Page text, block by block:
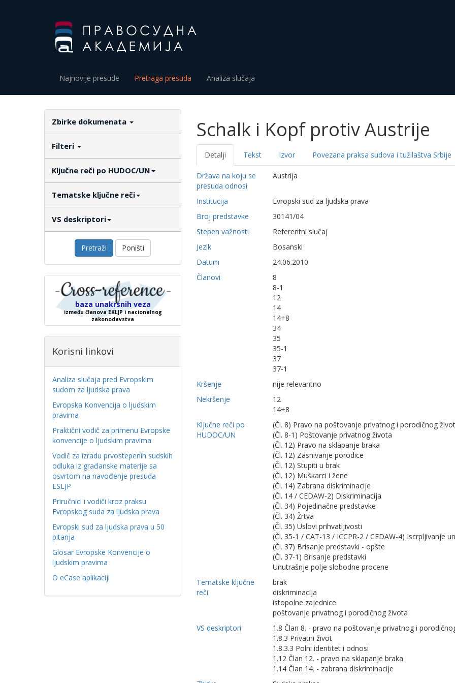
Najnovije presude Pretraga presuda Analiza slučaja
Zbirke dokumenata
Filteri
Ključne reči po HUDOC/UN
Tematske ključne reči
VS deskriptori
Pretraži Poništi
baza unakrsnih veza
između članova EKLJP i nacionalnog
zakonodavstva
Korisni linkovi
Analiza slučaja pred Evropskim
sudom za ljudska prava
Evropska Konvencija o ljudskim
pravima
Praktični vodič za primenu Evropske
konvencije o ljudskim pravima
Vodič za izradu prvostepenih sudskih
odluka iz građanske materije sa
osvrtom na navođenje presuda
ESLJP
Priručnici i vodiči kroz praksu
Evropskog suda za ljudska prava
Evropski sud za ljudska prava u 50
pitanja
Glosar Evropske Konvencije o
ljudskim pravima
O eCase aplikaciji
Schalk i Kopf protiv Austrije
Detalji Tekst Izvor Povezana praksa sudova i tužilaštva Srbije
Država na koju se
presuda odnosi
Austrija
Institucija
Evropski sud za ljudska prava
Broj predstavke
30141/04
Stepen važnosti
Referentni slučaj
Jezik
Bosanski
Datum
24.06.2010
Članovi
8
8-1
12
14
14+8
34
35
35-1
37
37-1
Kršenje
nije relevantno
Nekršenje
12
14+8
Ključne reči po
HUDOC/UN
(Čl. 8) Pravo na poštovanje privatnog i porodičnog
(Čl. 8-1) Poštovanje privatnog života
(Čl. 12) Pravo na sklapanje braka
(Čl. 12) Zasnivanje porodice
(Čl. 12) Stupiti u brak
(Čl. 12) Muškarci i žene
(Čl. 14) Zabrana diskriminacije
(Čl. 14 / CEDAW-2) Diskriminacija
(Čl. 34) Pojedinačne predstavke
(Čl. 34) Žrtva
(Čl. 35) Uslovi prihvatljivosti
(Čl. 35-1 / CAT-13 / ICCPR-2 / CEDAW-4) Iscrpljivanje
(Čl. 37) Brisanje predstavki - opšte
(Čl. 37-1) Brisanje predstavki
Unutrašnje polje slobodne procene
Tematske ključne
reči
brak
diskriminacija
istopolne zajednice
poštovanje privatnog i porodičnog života
VS deskriptori
1.8 Član 8. - pravo na poštovanje privatnog i
1.8.3 Privatni život
1.8.3.3 Polni identitet i odnosi
1.12 Član 12. - pravo na sklapanje braka
1.14 Član 14. - zabrana diskriminacije